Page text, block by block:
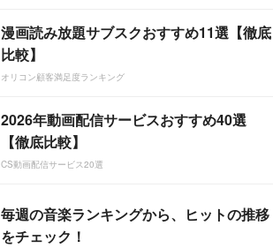
漫画読み放題サブスクおすすめ11選【徹底
比較】
オリコン顧客満足度ランキング
2026年動画配信サービスおすすめ40選
【徹底比較】
CS動画配信サービス20選
毎週の音楽ランキングから、ヒットの推移
をチェック！